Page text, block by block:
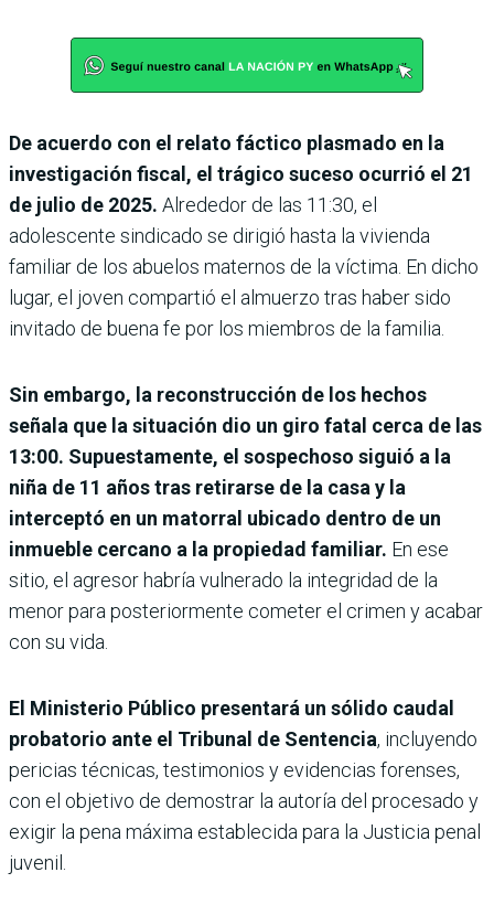
De acuerdo con el relato fáctico plasmado en la
investigación fiscal, el trágico suceso ocurrió el 21
de julio de 2025. Alrededor de las 11:30, el
adolescente sindicado se dirigió hasta la vivienda
familiar de los abuelos maternos de la víctima. En dicho
lugar, el joven compartió el almuerzo tras haber sido
invitado de buena fe por los miembros de la familia.
Sin embargo, la reconstrucción de los hechos
señala que la situación dio un giro fatal cerca de las
13:00. Supuestamente, el sospechoso siguió a la
niña de 11 años tras retirarse de la casa y la
interceptó en un matorral ubicado dentro de un
inmueble cercano a la propiedad familiar. En ese
sitio, el agresor habría vulnerado la integridad de la
menor para posteriormente cometer el crimen y acabar
con su vida.
El Ministerio Público presentará un sólido caudal
probatorio ante el Tribunal de Sentencia, incluyendo
pericias técnicas, testimonios y evidencias forenses,
con el objetivo de demostrar la autoría del procesado y
exigir la pena máxima establecida para la Justicia penal
juvenil.